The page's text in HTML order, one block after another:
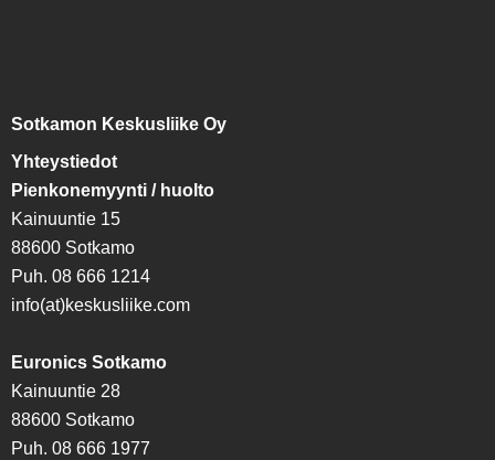
Sotkamon Keskusliike Oy
Yhteystiedot
Pienkonemyynti / huolto
Kainuuntie 15
88600 Sotkamo
Puh. 08 666 1214
info(at)keskusliike.com
Euronics Sotkamo
Kainuuntie 28
88600 Sotkamo
Puh. 08 666 1977